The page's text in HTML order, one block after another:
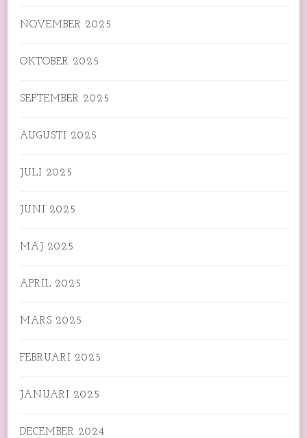
NOVEMBER 2025
OKTOBER 2025
SEPTEMBER 2025
AUGUSTI 2025
JULI 2025
JUNI 2025
MAJ 2025
APRIL 2025
MARS 2025
FEBRUARI 2025
JANUARI 2025
DECEMBER 2024